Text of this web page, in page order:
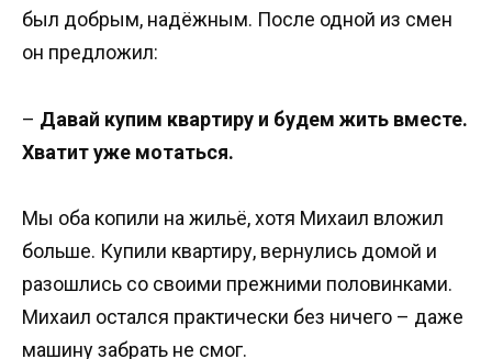
был добрым, надёжным. После одной из смен
он предложил:
– Давай купим квартиру и будем жить вместе.
Хватит уже мотаться.
Мы оба копили на жильё, хотя Михаил вложил
больше. Купили квартиру, вернулись домой и
разошлись со своими прежними половинками.
Михаил остался практически без ничего – даже
машину забрать не смог.